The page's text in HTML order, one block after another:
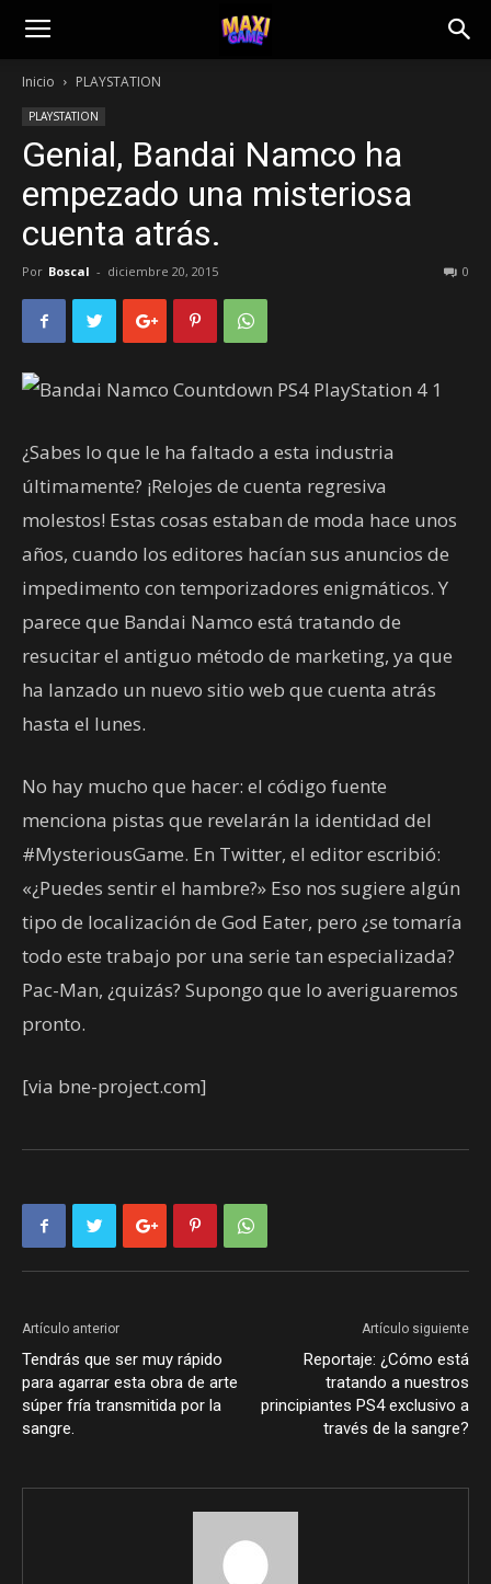
Inicio PLAYSTATION
PLAYSTATION
Genial, Bandai Namco ha
empezado una misteriosa
cuenta atrás.
Por Boscal - diciembre 20, 2015 0
¿Sabes lo que le ha faltado a esta industria
últimamente? ¡Relojes de cuenta regresiva
molestos! Estas cosas estaban de moda hace unos
años, cuando los editores hacían sus anuncios de
impedimento con temporizadores enigmáticos. Y
parece que Bandai Namco está tratando de
resucitar el antiguo método de marketing, ya que
ha lanzado un nuevo sitio web que cuenta atrás
hasta el lunes.
No hay mucho que hacer: el código fuente
menciona pistas que revelarán la identidad del
#MysteriousGame. En Twitter, el editor escribió:
«¿Puedes sentir el hambre?» Eso nos sugiere algún
tipo de localización de God Eater, pero ¿se tomaría
todo este trabajo por una serie tan especializada?
Pac-Man, ¿quizás? Supongo que lo averiguaremos
pronto.
[via bne-project.com]
Artículo anterior
Tendrás que ser muy rápido
para agarrar esta obra de arte
súper fría transmitida por la
sangre.
Artículo siguiente
Reportaje: ¿Cómo está
tratando a nuestros
principiantes PS4 exclusivo a
través de la sangre?